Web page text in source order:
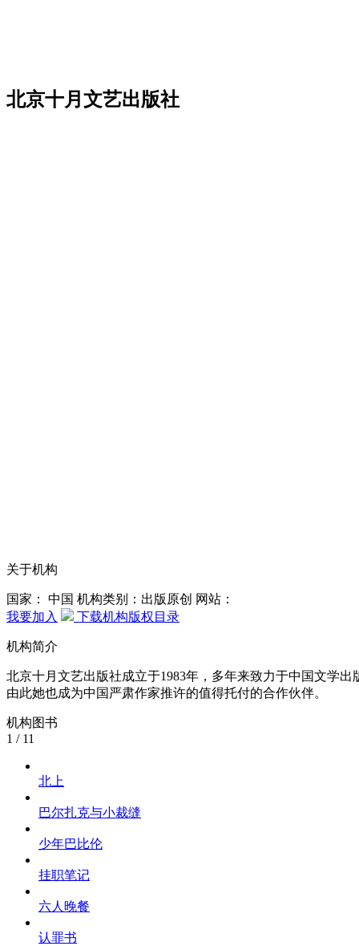
北京十月文艺出版社
关于机构
国家： 中国 机构类别：出版原创 网站：
我要加入
下载机构版权目录
机构简介
北京十月文艺出版社成立于1983年，多年来致力于中国文学
由此她也成为中国严肃作家推许的值得托付的合作伙伴。
机构图书
1 / 11
北上
巴尔扎克与小裁缝
少年巴比伦
挂职笔记
六人晚餐
认罪书